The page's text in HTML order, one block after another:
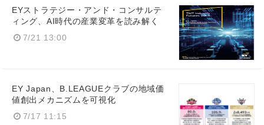
EYストラテジー・アンド・コンサルテ
ィング、AI時代の産業変革を読み解く
7/21 13:00
EY Japan、B.LEAGUEクラブの地域価
値創出メカニズムを可視化
7/17 11:15